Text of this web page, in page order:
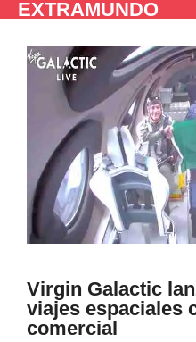
Saltar
contenido
EXTRAMUNDO
Virgin Galactic
viajes espaciales
comercial